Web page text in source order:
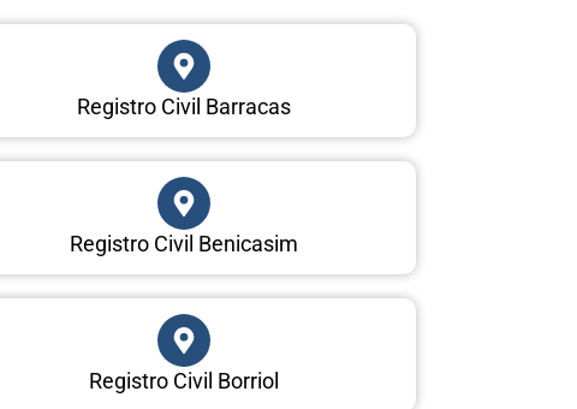
Registro Civil Barracas
Registro Civil Benicasim
Registro Civil Borriol